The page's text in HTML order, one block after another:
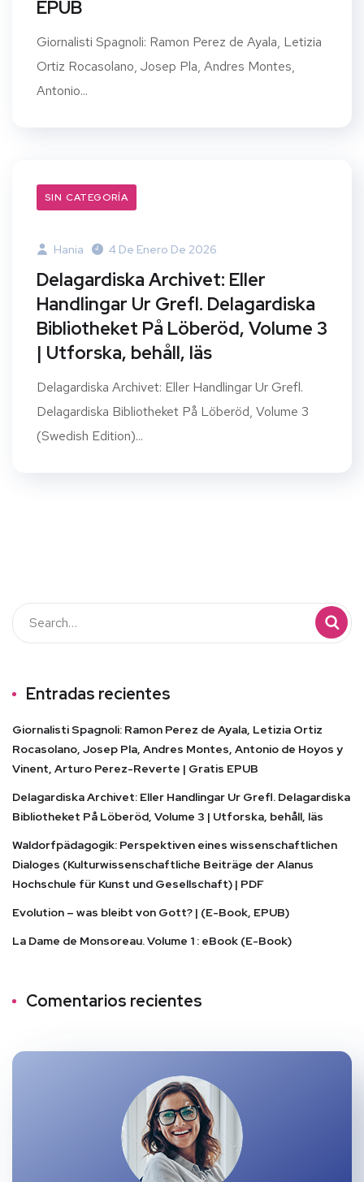
EPUB
Giornalisti Spagnoli: Ramon Perez de Ayala, Letizia
Ortiz Rocasolano, Josep Pla, Andres Montes,
Antonio...
SIN CATEGORÍA
Hania 4 De Enero De 2026
Delagardiska Archivet: Eller
Handlingar Ur Grefl. Delagardiska
Bibliotheket På Löberöd, Volume 3
| Utforska, behåll, läs
Delagardiska Archivet: Eller Handlingar Ur Grefl.
Delagardiska Bibliotheket På Löberöd, Volume 3
(Swedish Edition)...
Entradas recientes
Giornalisti Spagnoli: Ramon Perez de Ayala, Letizia Ortiz
Rocasolano, Josep Pla, Andres Montes, Antonio de Hoyos y
Vinent, Arturo Perez-Reverte | Gratis EPUB
Delagardiska Archivet: Eller Handlingar Ur Grefl. Delagardiska
Bibliotheket På Löberöd, Volume 3 | Utforska, behåll, läs
Waldorfpädagogik: Perspektiven eines wissenschaftlichen
Dialoges (Kulturwissenschaftliche Beiträge der Alanus
Hochschule für Kunst und Gesellschaft) | PDF
Evolution – was bleibt von Gott? | (E-Book, EPUB)
La Dame de Monsoreau. Volume 1 : eBook (E-Book)
Comentarios recientes